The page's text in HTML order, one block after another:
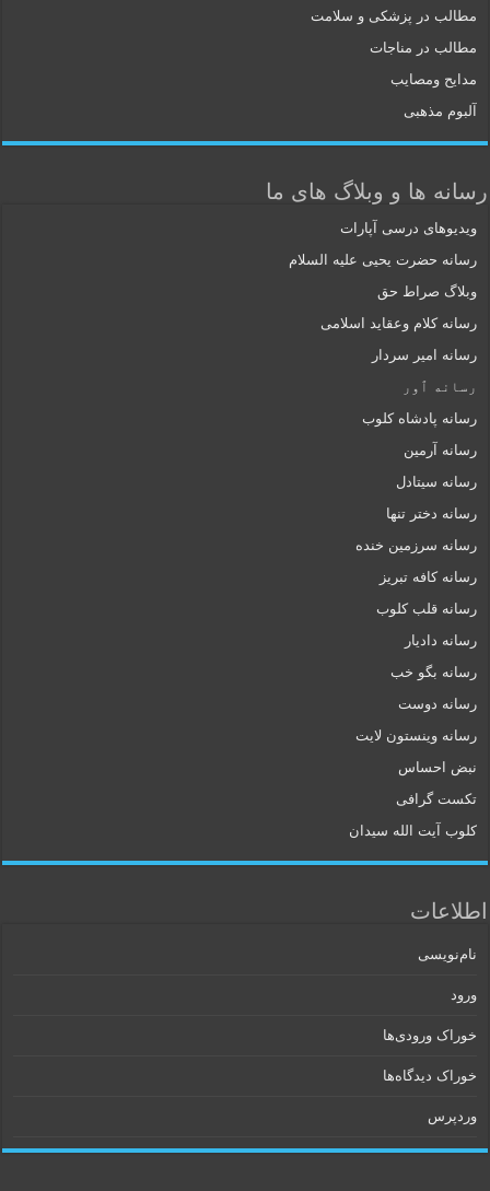
مطالب در پزشکی و سلامت
مطالب در مناجات
مدایح ومصایب
آلبوم مذهبی
رسانه ها و وبلاگ های ما
ویدیوهای درسی آپارات
رسانه حضرت یحیی علیه السلام
وبلاگ صراط حق
رسانه کلام وعقاید اسلامی
رسانه امیر سردار
رسانه ٱور
رسانه پادشاه کلوب
رسانه آرمین
رسانه سیتادل
رسانه دختر تنها
رسانه سرزمین خنده
رسانه کافه تبریز
رسانه قلب کلوب
رسانه دادیار
رسانه بگو خب
رسانه دوست
رسانه وینستون لایت
نبض احساس
تکست گرافی
کلوب آیت الله سیدان
اطلاعات
نام‌نویسی
ورود
خوراک ورودی‌ها
خوراک دیدگاه‌ها
وردپرس